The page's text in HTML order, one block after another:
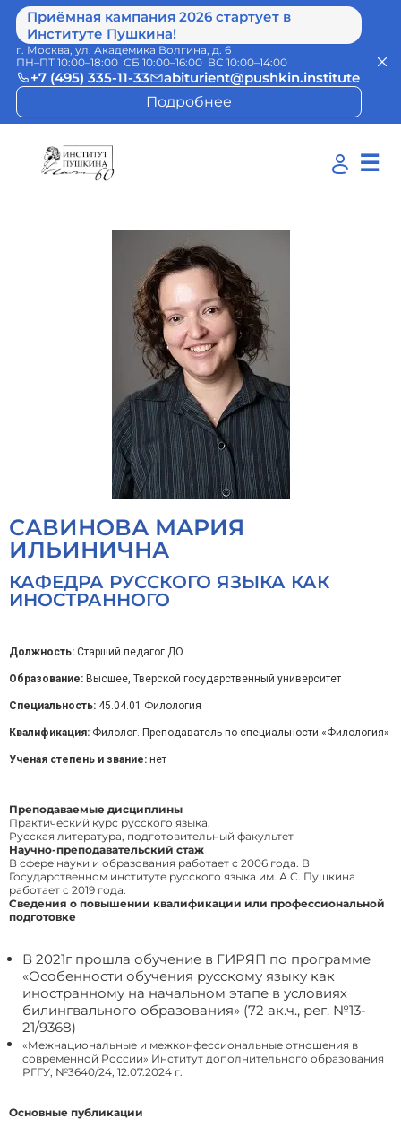
Приёмная кампания 2026 стартует в
Институте Пушкина!
г. Москва, ул. Академика Волгина, д. 6
ПН–ПТ 10:00–18:00 СБ 10:00–16:00 ВС 10:00–14:00
+7 (495) 335-11-33
abiturient@pushkin.institute
Подробнее
☰
САВИНОВА МАРИЯ
ИЛЬИНИЧНА
КАФЕДРА РУССКОГО ЯЗЫКА КАК
ИНОСТРАННОГО
Должность: Старший педагог ДО
Образование: Высшее, Тверской государственный университет
Специальность: 45.04.01 Филология
Квалификация: Филолог. Преподаватель по специальности «Филология»
Ученая степень и звание: нет
Преподаваемые дисциплины
Практический курс русского языка,
Русская литература, подготовительный факультет
Научно-преподавательский стаж
В сфере науки и образования работает с 2006 года. В
Государственном институте русского языка им. А.С. Пушкина
работает с 2019 года.
Сведения о повышении квалификации или профессиональной
подготовке
В 2021г прошла обучение в ГИРЯП по программе
«Особенности обучения русскому языку как
иностранному на начальном этапе в условиях
билингвального образования» (72 ак.ч., рег. №13-
21/9368)
«Межнациональные и межконфессиональные отношения в
современной России» Институт дополнительного образования
РГГУ, №3640/24, 12.07.2024 г.
Основные публикации